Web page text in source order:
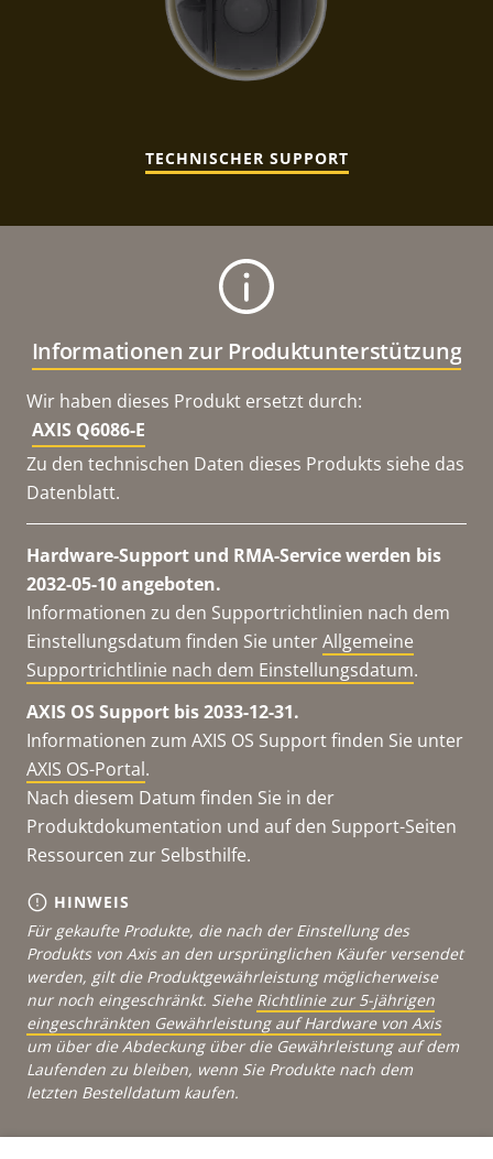
TECHNISCHER SUPPORT
Informationen zur Produktunterstützung
Wir haben dieses Produkt ersetzt durch:
AXIS Q6086-E
Zu den technischen Daten dieses Produkts siehe das
Datenblatt.
Hardware-Support und RMA-Service werden bis
2032-05-10 angeboten.
Informationen zu den Supportrichtlinien nach dem
Einstellungsdatum finden Sie unterAllgemeine
Supportrichtlinie nach dem Einstellungsdatum.
AXIS OS Support bis 2033-12-31.
Informationen zum AXIS OS Support finden Sie unter
AXIS OS-Portal.
Nach diesem Datum finden Sie in der
Produktdokumentation und auf den Support-Seiten
Ressourcen zur Selbsthilfe.
HINWEIS
Für gekaufte Produkte, die nach der Einstellung des
Produkts von Axis an den ursprünglichen Käufer versendet
werden, gilt die Produktgewährleistung möglicherweise
nur noch eingeschränkt. Siehe Richtlinie zur 5-jährigen
eingeschränkten Gewährleistung auf Hardware von Axis
um über die Abdeckung über die Gewährleistung auf dem
Laufenden zu bleiben, wenn Sie Produkte nach dem
letzten Bestelldatum kaufen.